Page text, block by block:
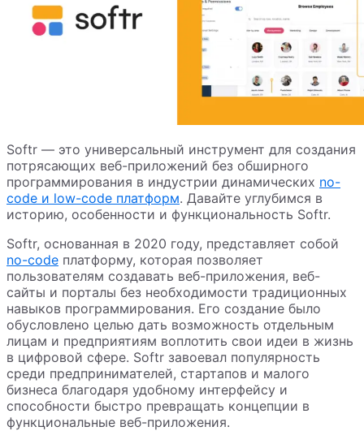
Softr — это универсальный инструмент для создания
потрясающих веб-приложений без обширного
программирования в индустрии динамических no-
code и low-code платформ. Давайте углубимся в
историю, особенности и функциональность Softr.
Softr, основанная в 2020 году, представляет собой
no-code платформу, которая позволяет
пользователям создавать веб-приложения, веб-
сайты и порталы без необходимости традиционных
навыков программирования. Его создание было
обусловлено целью дать возможность отдельным
лицам и предприятиям воплотить свои идеи в жизнь
в цифровой сфере. Softr завоевал популярность
среди предпринимателей, стартапов и малого
бизнеса благодаря удобному интерфейсу и
способности быстро превращать концепции в
функциональные веб-приложения.